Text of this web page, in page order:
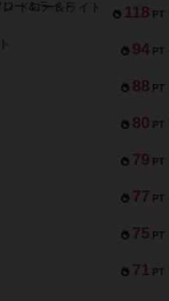
118 PT
ドロー＆ライト
94 PT
88 PT
80 PT
79 PT
77 PT
75 PT
71 PT